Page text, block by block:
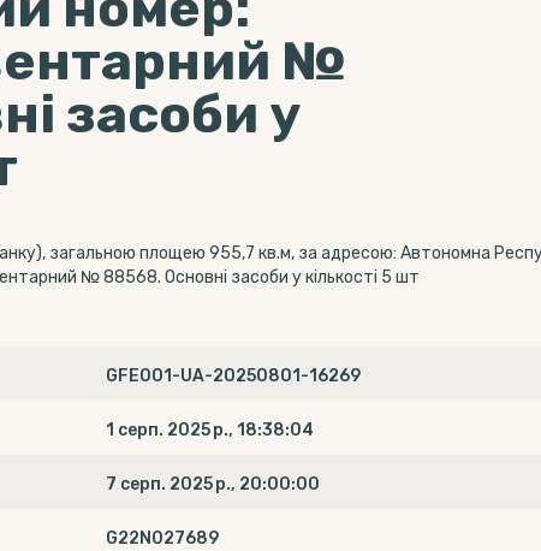
№
засоби у
загальною площею 955,7 кв.м, за адресою: Автономна
№ 88568. Основні засоби у кількості 5 шт
GFE001-UA-20250801-16269
1 серп. 2025 р., 18:38:04
7 серп. 2025 р., 20:00:00
G22N027689